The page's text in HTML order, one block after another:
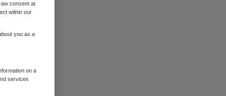
consent at
within our
you as a
on a
services